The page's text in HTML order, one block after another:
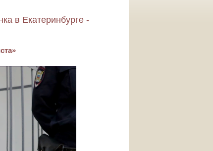
в Екатеринбурге -